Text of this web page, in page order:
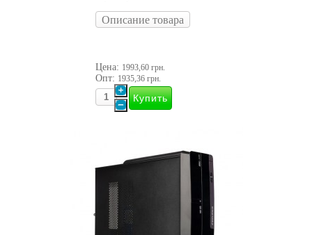
Описание товара
Цена: 1993,60 грн.
Опт: 1935,36 грн.